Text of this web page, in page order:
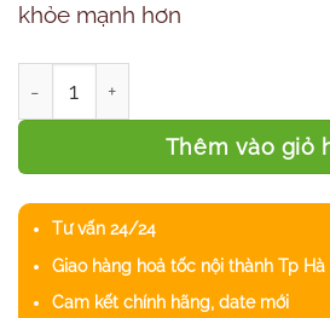
khỏe mạnh hơn
Thêm vào giỏ
Tư vấn 24/24
Giao hàng hoả tốc nội thành Tp
Cam kết chính hãng, date mới